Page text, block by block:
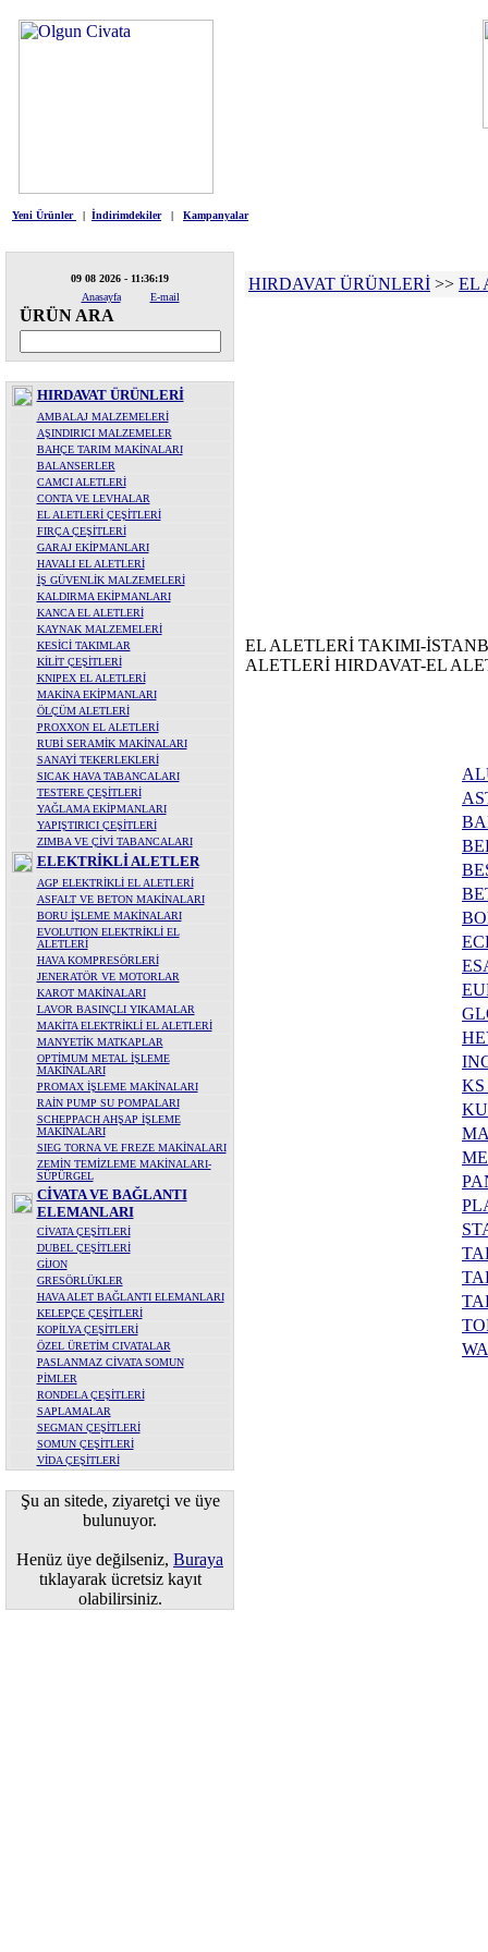
Yeni Ürünler | İndirimdekiler | Kampanyalar
09 08 2026 - 11:36:19
Anasayfa
E-mail
ÜRÜN ARA
HIRDAVAT ÜRÜNLERİ
AMBALAJ MALZEMELERİ
AŞINDIRICI MALZEMELER
BAHÇE TARIM MAKİNALARI
BALANSERLER
CAMCI ALETLERİ
CONTA VE LEVHALAR
EL ALETLERİ ÇEŞİTLERİ
FIRÇA ÇEŞİTLERİ
GARAJ EKİPMANLARI
HAVALI EL ALETLERİ
İŞ GÜVENLİK MALZEMELERİ
KALDIRMA EKİPMANLARI
KANCA EL ALETLERİ
KAYNAK MALZEMELERİ
KESİCİ TAKIMLAR
KİLİT ÇEŞİTLERİ
KNIPEX EL ALETLERİ
MAKİNA EKİPMANLARI
ÖLÇÜM ALETLERİ
PROXXON EL ALETLERİ
RUBİ SERAMİK MAKİNALARI
SANAYİ TEKERLEKLERİ
SICAK HAVA TABANCALARI
TESTERE ÇEŞİTLERİ
YAĞLAMA EKİPMANLARI
YAPIŞTIRICI ÇEŞİTLERİ
ZIMBA VE ÇİVİ TABANCALARI
ELEKTRİKLİ ALETLER
AGP ELEKTRİKLİ EL ALETLERİ
ASFALT VE BETON MAKİNALARI
BORU İŞLEME MAKİNALARI
EVOLUTION ELEKTRİKLİ EL
ALETLERİ
HAVA KOMPRESÖRLERİ
JENERATÖR VE MOTORLAR
KAROT MAKİNALARI
LAVOR BASINÇLI YIKAMALAR
MAKİTA ELEKTRİKLİ EL ALETLERİ
MANYETİK MATKAPLAR
OPTİMUM METAL İŞLEME
MAKİNALARI
PROMAX İŞLEME MAKİNALARI
RAİN PUMP SU POMPALARI
SCHEPPACH AHŞAP İŞLEME
MAKİNALARI
SIEG TORNA VE FREZE MAKİNALARI
ZEMİN TEMİZLEME MAKİNALARI-
SÜPÜRGEL
CİVATA VE BAĞLANTI
ELEMANLARI
CİVATA ÇEŞİTLERİ
DUBEL ÇEŞİTLERİ
GİJON
GRESÖRLÜKLER
HAVA ALET BAĞLANTI ELEMANLARI
KELEPÇE ÇEŞİTLERİ
KOPİLYA ÇEŞİTLERİ
ÖZEL ÜRETİM CIVATALAR
PASLANMAZ CİVATA SOMUN
PİMLER
RONDELA ÇEŞİTLERİ
SAPLAMALAR
SEGMAN ÇEŞİTLERİ
SOMUN ÇEŞİTLERİ
VİDA ÇEŞİTLERİ
Şu an sitede, ziyaretçi ve üye
bulunuyor.
Henüz üye değilseniz, Buraya
tıklayarak ücretsiz kayıt
olabilirsiniz.
HIRDAVAT ÜRÜNLERİ >> EL
EL ALETLERİ TAKIMI-
ALETLERİ HIRDAVAT-EL